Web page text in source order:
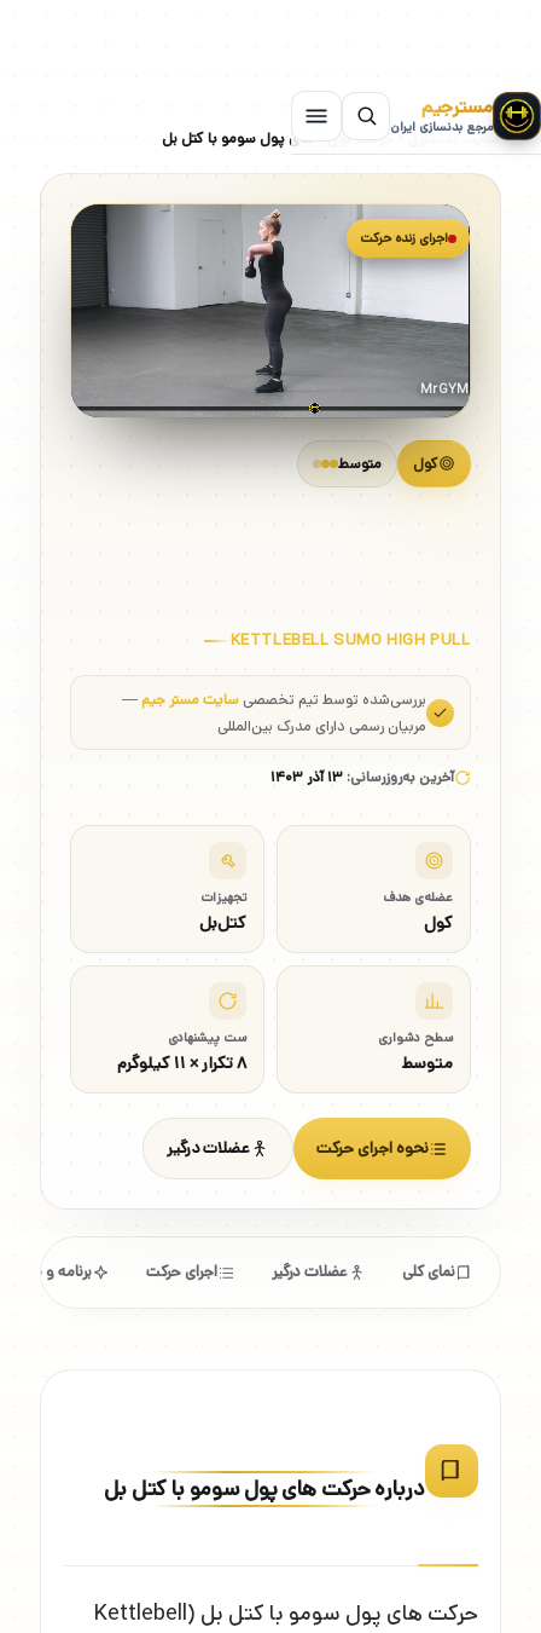
مسترجیم
مرجع بدنسازی ایران
سایت بدنسازی»حرکات کول»های پول سومو با کتل بل
کول متوسط
KETTLEBELL SUMO HIGH PULL
بررسی‌شده توسط تیم تخصصیسایت مستر جیم—
مربیان رسمی دارای مدرک بین‌المللی
آخرین به‌روزرسانی:۱۳ آذر ۱۴۰۳
عضله‌ی هدف
کول
تجهیزات
کتل‌بل
سطح دشواری
متوسط
ست پیشنهادی
۸ تکرار × ۱۱ کیلوگرم
نحوه اجرای حرکت عضلات درگیر
اجرای زنده حرکت
MrGYM
نمای کلی عضلات درگیر اجرای حرکت برنامه و
درباره حرکت های پول سومو با کتل بل
حرکت های پول سومو با کتل بل (Kettlebell